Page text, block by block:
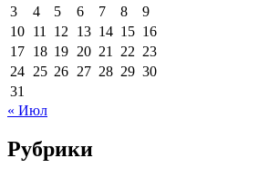
3
4 5 6 7 8
9
10 11 12 13 14 15 16
17 18 19 20 21 22 23
24 25 26 27 28 29 30
31
« Июл
Рубрики